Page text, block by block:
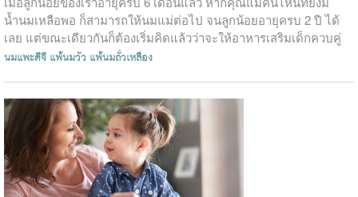
น้ำนมเหลือพอ ก็สามารถให้นมแม่ต่อไป จนลูกน้อยอายุครบ 2 ปี ได้
เลย แต่ขณะเดียวกันก็ต้องเริ่มคิดแล้วว่าจะให้อาหารเสริมเด็กควบคู่
กับ การให้นมแม...
นมแพะดีจี แพ้นมวัว แพ้นมถั่วเหลือง